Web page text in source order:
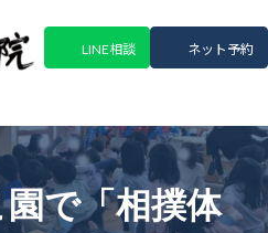
LINE相談 ネット予約
で「相撲体